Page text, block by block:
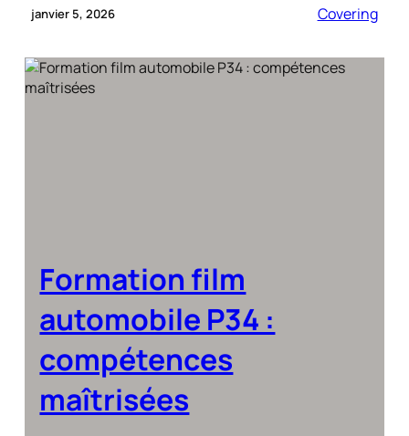
janvier 5, 2026 Covering
Formation film
automobile P34 :
compétences
maîtrisées